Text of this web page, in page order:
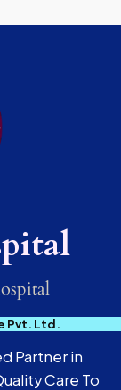
Pvt. Ltd.
Partner in
Care To